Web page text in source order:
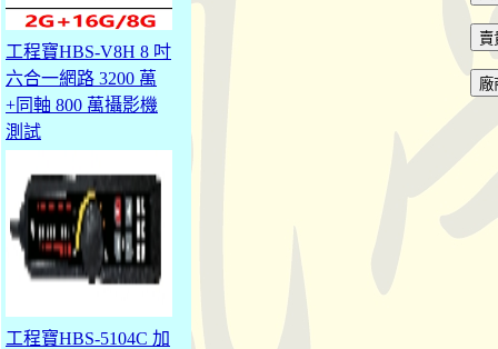
工程寶HBS-V8H 8 吋
六合一網路 3200 萬
+同軸 800 萬攝影機
測試
工程寶HBS-5104C 加